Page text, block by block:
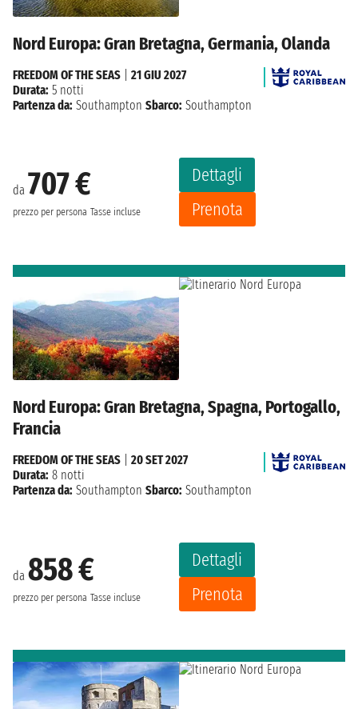
Nord Europa: Gran Bretagna, Germania, Olanda
da 707 €
prezzo per persona Tasse incluse
Dettagli
Prenota
FREEDOM OF THE SEAS
21 GIU 2027
Durata: 5 notti
Partenza da: Southampton Sbarco: Southampton
Nord Europa: Gran Bretagna, Spagna, Portogallo,
Francia
da 858 €
prezzo per persona Tasse incluse
Dettagli
Prenota
FREEDOM OF THE SEAS
20 SET 2027
Durata: 8 notti
Partenza da: Southampton Sbarco: Southampton